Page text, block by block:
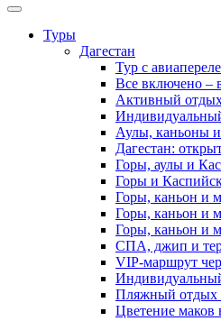
Туры
Дагестан
Тур с
Все включено –
Активный
Аулы, каньоны
Дагестан:
Горы, аулы и
Горы и
Горы, каньон и
Горы, каньон и
Горы, каньон и
СПА, джип и
VIP-маршрут
Пляжный отдых
Цветение маков